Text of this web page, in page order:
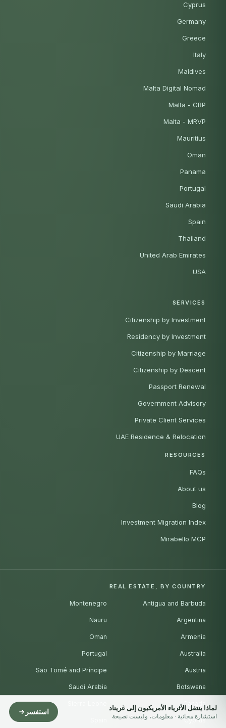
لماذا ينتقل الأثرياء الأمريكيون إلى غريناد
استشارة مجانية · معلومات، وليست نصيحة
استفسر
Cyprus
Germany
Greece
Italy
Maldives
Malta Digital Nomad
Malta - GRP
Malta - MRVP
Mauritius
Oman
Panama
Portugal
Saudi Arabia
Spain
Thailand
United Arab Emirates
USA
SERVICES
Citizenship by Investment
Residency by Investment
Citizenship by Marriage
Citizenship by Descent
Passport Renewal
Government Advisory
Private Client Services
UAE Residence & Relocation
RESOURCES
FAQs
About us
Blog
Investment Migration Index
Mirabello MCP
REAL ESTATE, BY COUNTRY
Antigua and Barbuda
Argentina
Armenia
Australia
Austria
Botswana
Canada
Cyprus
Montenegro
Nauru
Oman
Portugal
São Tomé and Príncipe
Saudi Arabia